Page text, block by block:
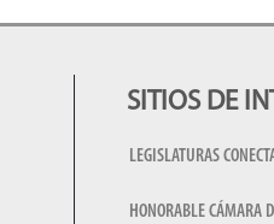
SITIOS DE
LEGISLATURAS
HONORABLE CÁMARA